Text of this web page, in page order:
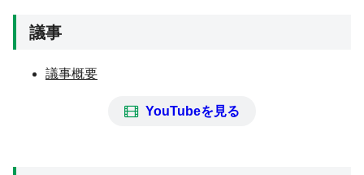
議事
議事概要
YouTubeを見る